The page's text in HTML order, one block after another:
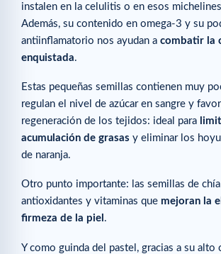
instalen en la celulitis o en esos
Además, su contenido en omega-3 y su
antiinflamatorio nos ayudan a combatir la
enquistada.
Estas pequeñas semillas contienen muy
regulan el nivel de azúcar en sangre y
regeneración de los tejidos: ideal para
acumulación de grasas y eliminar los
de naranja.
Otro punto importante: las semillas de
antioxidantes y vitaminas que mejoran la
firmeza de la piel .
Y como guinda del pastel, gracias a su alto